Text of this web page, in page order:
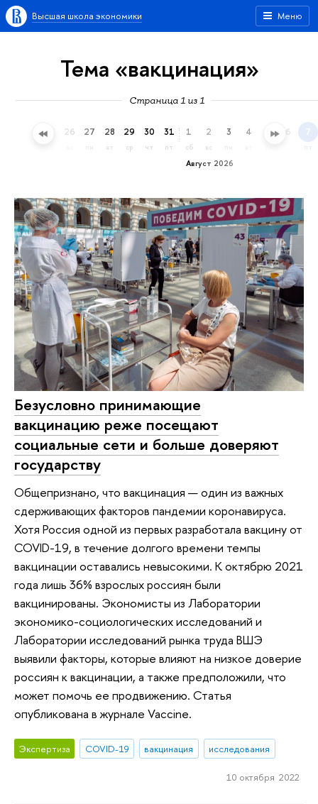
Меню
Высшая школа экономики
Тема «вакцинация»
Страница 1 из 1
25 26 27 28
вт
29
ср
30
чт
31
пт
Август 2026
1
сб
2
вс
3 4 5 6 7
пт
Безусловно принимающие
вакцинацию реже посещают
социальные сети и больше доверяют
государству
Общепризнано, что вакцинация — один из важных
сдерживающих факторов пандемии коронавируса.
Хотя Россия одной из первых разработала вакцину от
COVID-19, в течение долгого времени темпы
вакцинации оставались невысокими. К октябрю 2021
года лишь 36% взрослых россиян были
вакцинированы. Экономисты из Лаборатории
экономико-социологических исследований и
Лаборатории исследований рынка труда ВШЭ
выявили факторы, которые влияют на низкое доверие
россиян к вакцинации, а также предположили, что
может помочь ее продвижению. Статья
опубликована в журнале Vaccine.
Экспертиза COVID-19 вакцинация исследования
10 октября 2022